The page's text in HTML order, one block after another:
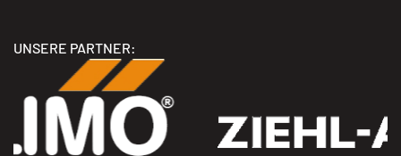
UNSERE PARTNER: